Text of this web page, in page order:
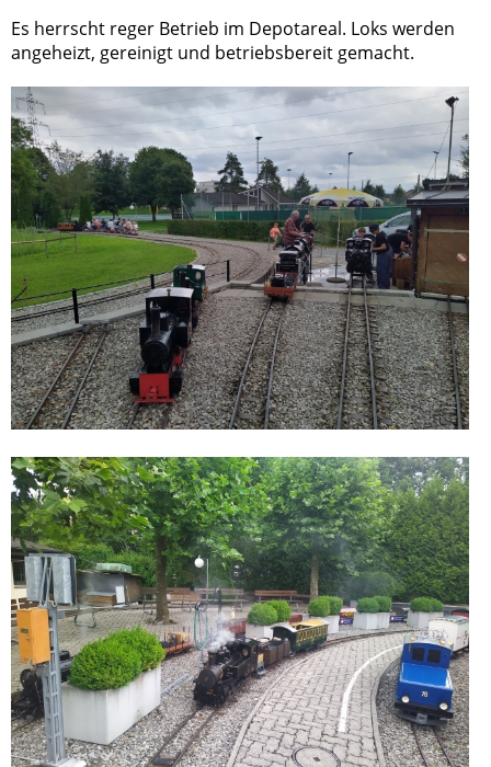
Es herrscht reger Betrieb im Depotareal. Loks werden
angeheizt, gereinigt und betriebsbereit gemacht.